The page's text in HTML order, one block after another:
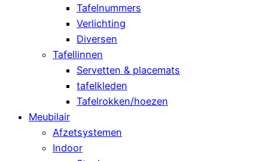
Tafelnummers
Verlichting
Diversen
Tafellinnen
Servetten & placemats
tafelkleden
Tafelrokken/hoezen
Meubilair
Afzetsystemen
Indoor